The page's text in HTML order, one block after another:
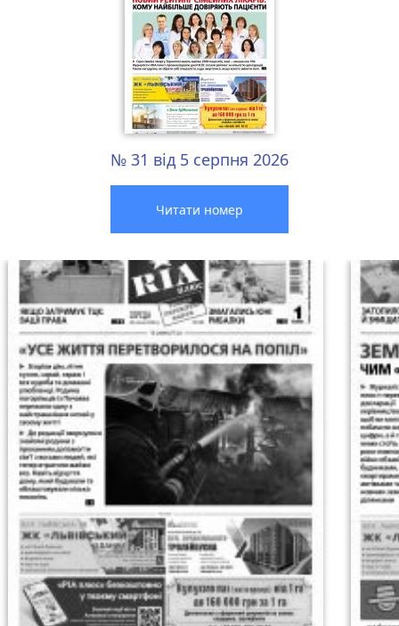
№ 31 від 5 серпня 2026
Читати номер